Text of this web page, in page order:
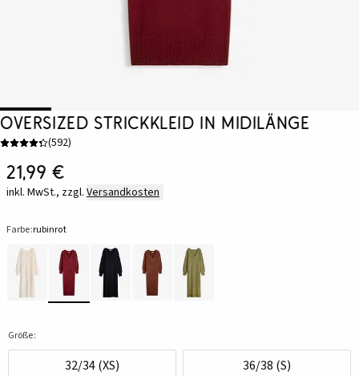
Oversized Strickkleid in Midilänge
(592)
21,99 €
inkl. MwSt., zzgl. Versandkosten
Farbe:rubinrot
Größe:
32/34 (XS) 36/38 (S)